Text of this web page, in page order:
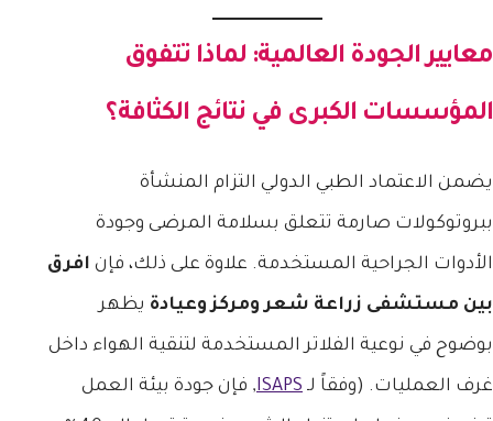
معايير الجودة العالمية: لماذا تتفوق
المؤسسات الكبرى في نتائج الكثافة؟
يضمن الاعتماد الطبي الدولي التزام المنشأة
ببروتوكولات صارمة تتعلق بسلامة المرضى وجودة
الأدوات الجراحية المستخدمة. علاوة على ذلك، فإن افرق
بين مستشفى زراعة شعر ومركز وعيادة يظهر
بوضوح في نوعية الفلاتر المستخدمة لتنقية الهواء داخل
غرف العمليات. (وفقاً لـ ISAPS, فإن جودة بيئة العمل